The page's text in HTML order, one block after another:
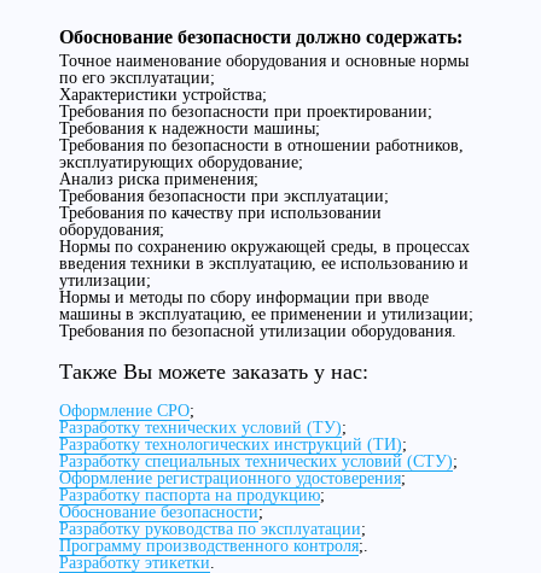
Обоснование безопасности должно содержать:
Точное наименование оборудования и основные нормы
по его эксплуатации;
Характеристики устройства;
Требования по безопасности при проектировании;
Требования к надежности машины;
Требования по безопасности в отношении работников,
эксплуатирующих оборудование;
Анализ риска применения;
Требования безопасности при эксплуатации;
Требования по качеству при использовании
оборудования;
Нормы по сохранению окружающей среды, в процессах
введения техники в эксплуатацию, ее использованию и
утилизации;
Нормы и методы по сбору информации при вводе
машины в эксплуатацию, ее применении и утилизации;
Требования по безопасной утилизации оборудования.
Также Вы можете заказать у нас:
Оформление СРО;
Разработку технических условий (ТУ);
Разработку технологических инструкций (ТИ);
Разработку специальных технических условий (СТУ);
Оформление регистрационного удостоверения;
Разработку паспорта на продукцию;
Обоснование безопасности;
Разработку руководства по эксплуатации;
Программу производственного контроля;.
Разработку этикетки.